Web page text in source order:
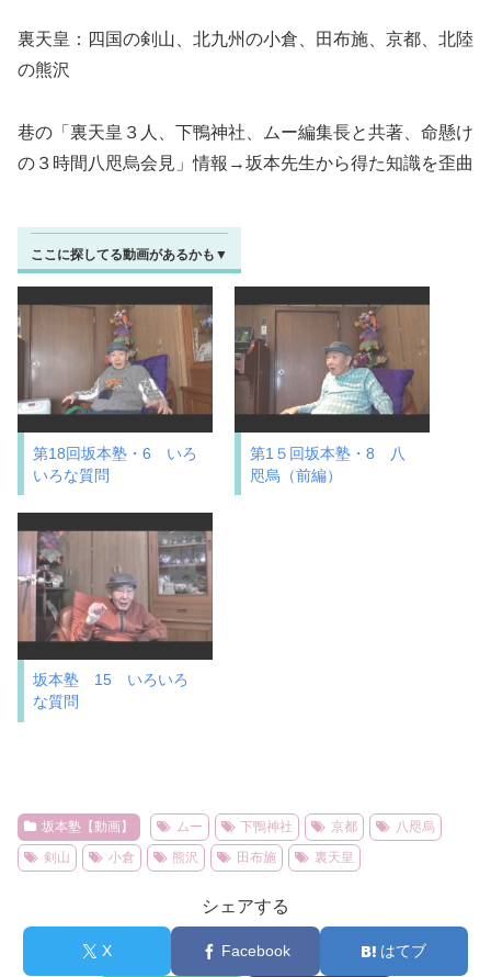
裏天皇：四国の剣山、北九州の小倉、田布施、京都、北陸
の熊沢
巷の「裏天皇３人、下鴨神社、ムー編集長と共著、命懸け
の３時間八咫烏会見」情報→坂本先生から得た知識を歪曲
ここに探してる動画があるかも▼
第18回坂本塾・6 いろ
いろな質問
第1５回坂本塾・8 八
咫烏（前編）
坂本塾 15 いろいろ
な質問
坂本塾【動画】 ムー 下鴨神社 京都
八咫烏
剣山
小倉 熊沢 田布施 裏天皇
シェアする
X Facebook はてブ